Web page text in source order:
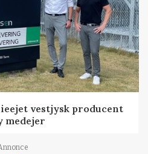
vestjysk producent
medejer